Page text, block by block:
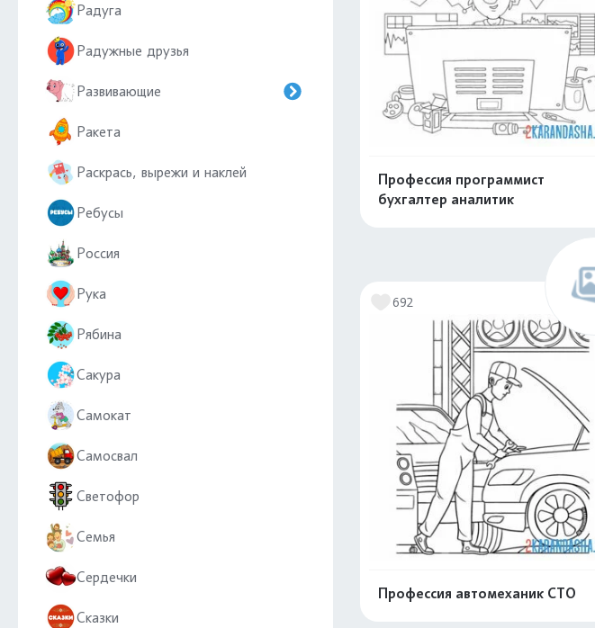
Радуга
Радужные друзья
Развивающие
Ракета
Раскрась, вырежи и наклей
Ребусы
Россия
Рука
Рябина
Сакура
Самокат
Самосвал
Светофор
Семья
Сердечки
Сказки
Профессия программист
бухгалтер аналитик
692
Профессия автомеханик СТО